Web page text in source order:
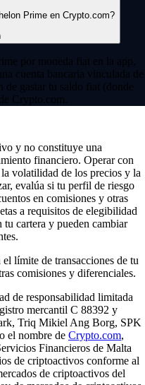
Prime en Crypto.com?
por moneda fiat en la app,
cuenta bancaria vinculada de
de gastar tu saldo fiat (donde
Crypto.com.
y no constituye una
financiero. Operar con
volatilidad de los precios y la
evalúa si tu perfil de riesgo
en comisiones y otras
a requisitos de elegibilidad
tu cartera y pueden cambiar
límite de transacciones de tu
comisiones y diferenciales.
de responsabilidad limitada
mercantil C 88392 y
Triq Mikiel Ang Borg, SPK
el nombre de Crypto.com,
Financieros de Malta
de criptoactivos conforme al
de criptoactivos del